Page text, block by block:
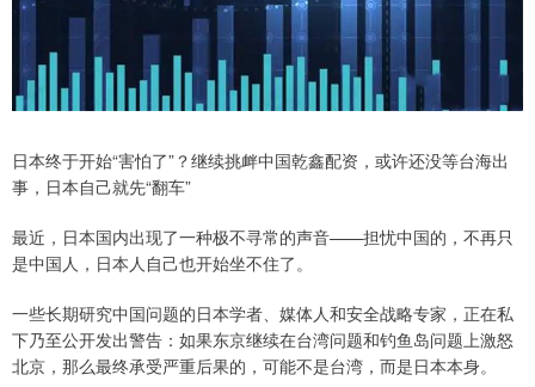
日本终于开始“害怕了”？继续挑衅中国乾鑫配资，或许还没等台海出
事，日本自己就先“翻车”
最近，日本国内出现了一种极不寻常的声音——担忧中国的，不再只
是中国人，日本人自己也开始坐不住了。
一些长期研究中国问题的日本学者、媒体人和安全战略专家，正在私
下乃至公开发出警告：如果东京继续在台湾问题和钓鱼岛问题上激怒
北京，那么最终承受严重后果的，可能不是台湾，而是日本本身。